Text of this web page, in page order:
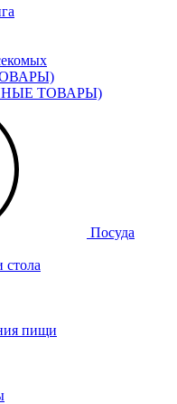
ТОВАРЫ)
Посуда
стола
пищи